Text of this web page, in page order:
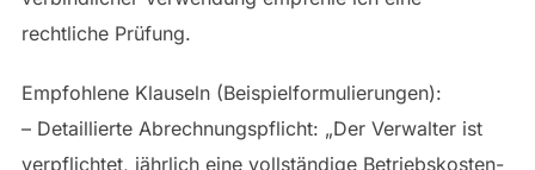
rechtliche Prüfung.
Empfohlene Klauseln (Beispielformulierungen):
– Detaillierte Abrechnungspflicht: „Der Verwalter ist
verpflichtet, jährlich eine vollständige Betriebskosten-